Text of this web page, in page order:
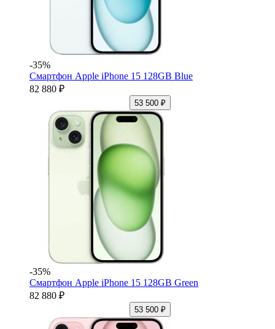
-35%
Смартфон Apple iPhone 15 128GB Blue
82 880 ₽
53 500 ₽
-35%
Смартфон Apple iPhone 15 128GB Green
82 880 ₽
53 500 ₽